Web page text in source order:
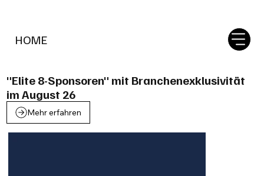
HOME
"Elite 8-Sponsoren" mit Branchenexklusivität
im August 26
Mehr erfahren